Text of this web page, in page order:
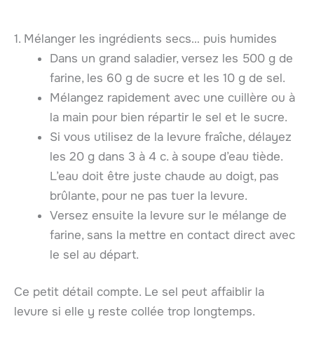
1. Mélanger les ingrédients secs… puis humides
Dans un grand saladier, versez les 500 g de
farine, les 60 g de sucre et les 10 g de sel.
Mélangez rapidement avec une cuillère ou à
la main pour bien répartir le sel et le sucre.
Si vous utilisez de la levure fraîche, délayez
les 20 g dans 3 à 4 c. à soupe d’eau tiède.
L’eau doit être juste chaude au doigt, pas
brûlante, pour ne pas tuer la levure.
Versez ensuite la levure sur le mélange de
farine, sans la mettre en contact direct avec
le sel au départ.
Ce petit détail compte. Le sel peut affaiblir la
levure si elle y reste collée trop longtemps.